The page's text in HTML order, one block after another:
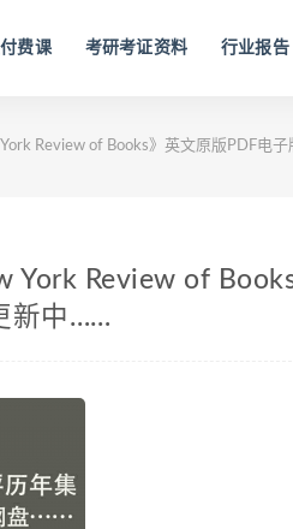
费课 考研考证资料 行业报告
Review of Books》英文原版PDF电
York Review of
新中……